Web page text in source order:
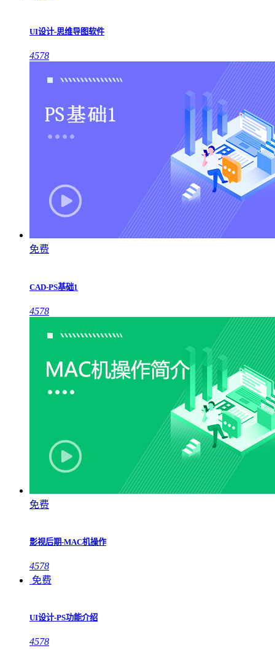
UI设计-思维导图软件
4578
免费
CAD-PS基础1
4578
免费
影视后期-MAC机操作
4578
免费
UI设计-PS功能介绍
4578